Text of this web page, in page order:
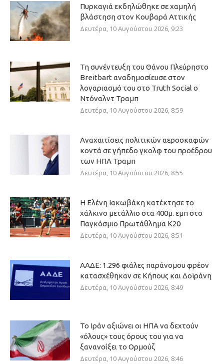
Πυρκαγιά εκδηλώθηκε σε χαμηλή
βλάστηση στον Κουβαρά Αττικής
Δευτέρα, 10 Αυγούστου 2026, 9:23
Τη συνέντευξη του Θάνου Πλεύρηστο
Breitbart αναδημοσίευσε στον
λογαριασμό του στο Truth Social ο
Ντόναλντ Τραμπ
Δευτέρα, 10 Αυγούστου 2026, 8:59
Αναχαιτίσεις πολιτικών αεροσκαφών
κοντά σε γήπεδο γκολφ του προέδρου
των ΗΠΑ Τραμπ
Δευτέρα, 10 Αυγούστου 2026, 8:55
Η Ελένη Ιακωβάκη κατέκτησε το
χάλκινο μετάλλιο στα 400μ. εμπ στο
Παγκόσμιο Πρωτάθλημα Κ20
Δευτέρα, 10 Αυγούστου 2026, 8:51
ΑΑΔΕ: 1.296 φιάλες παράνομου φρέον
κατασχέθηκαν σε Κήπους και Δοϊράνη
Δευτέρα, 10 Αυγούστου 2026, 8:49
Το Ιράν αξιώνει οι ΗΠΑ να δεχτούν
«όλους» τους όρους του για να
ξανανοίξει το Ορμούζ
Δευτέρα, 10 Αυγούστου 2026, 8:46